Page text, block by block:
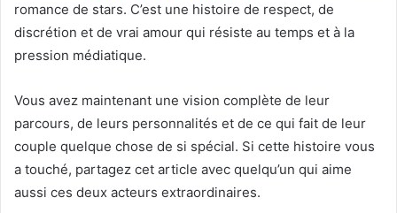
romance de stars. C’est une histoire de respect, de
discrétion et de vrai amour qui résiste au temps et à la
pression médiatique.
Vous avez maintenant une vision complète de leur
parcours, de leurs personnalités et de ce qui fait de leur
couple quelque chose de si spécial. Si cette histoire vous
a touché, partagez cet article avec quelqu’un qui aime
aussi ces deux acteurs extraordinaires.